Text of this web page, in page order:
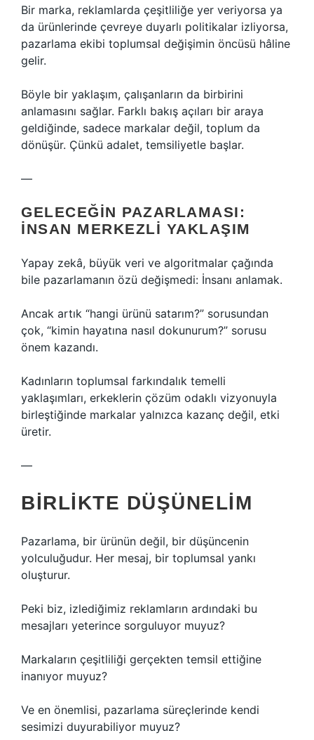
Bir marka, reklamlarda çeşitliliğe yer veriyorsa ya
da ürünlerinde çevreye duyarlı politikalar izliyorsa,
pazarlama ekibi toplumsal değişimin öncüsü hâline
gelir.
Böyle bir yaklaşım, çalışanların da birbirini
anlamasını sağlar. Farklı bakış açıları bir araya
geldiğinde, sadece markalar değil, toplum da
dönüşür. Çünkü adalet, temsiliyetle başlar.
—
GELECEĞIN PAZARLAMASI:
İNSAN MERKEZLI YAKLAŞIM
Yapay zekâ, büyük veri ve algoritmalar çağında
bile pazarlamanın özü değişmedi: İnsanı anlamak.
Ancak artık “hangi ürünü satarım?” sorusundan
çok, “kimin hayatına nasıl dokunurum?” sorusu
önem kazandı.
Kadınların toplumsal farkındalık temelli
yaklaşımları, erkeklerin çözüm odaklı vizyonuyla
birleştiğinde markalar yalnızca kazanç değil, etki
üretir.
—
BIRLIKTE DÜŞÜNELIM
Pazarlama, bir ürünün değil, bir düşüncenin
yolculuğudur. Her mesaj, bir toplumsal yankı
oluşturur.
Peki biz, izlediğimiz reklamların ardındaki bu
mesajları yeterince sorguluyor muyuz?
Markaların çeşitliliği gerçekten temsil ettiğine
inanıyor muyuz?
Ve en önemlisi, pazarlama süreçlerinde kendi
sesimizi duyurabiliyor muyuz?